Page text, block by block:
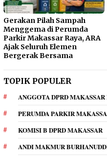
Gerakan Pilah Sampah
Menggema di Perumda
Parkir Makassar Raya, ARA
Ajak Seluruh Elemen
Bergerak Bersama
TOPIK POPULER
ANGGOTA DPRD
PERUMDA PARKIR
KOMISI B DPRD MAKASSAR
ANDI MAKMUR